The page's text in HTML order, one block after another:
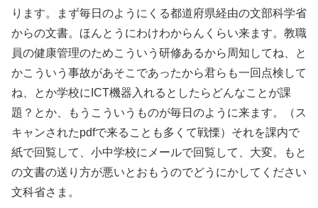
ります。まず毎日のようにくる都道府県経由の文部科学省
からの文書。ほんとうにわけわからんくらい来ます。教職
員の健康管理のためこういう研修あるから周知してね、と
かこういう事故があそこであったから君らも一回点検して
ね、とか学校にICT機器入れるとしたらどんなことが課
題？とか、もうこういうものが毎日のように来ます。（ス
キャンされたpdfで来ることも多くて戦慄）それを課内で
紙で回覧して、小中学校にメールで回覧して、大変。もと
の文書の送り方が悪いとおもうのでどうにかしてください
文科省さま。